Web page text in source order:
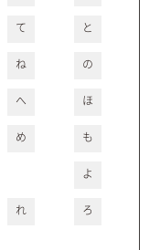
て と
ね の
へ ほ
め も
よ
れ ろ